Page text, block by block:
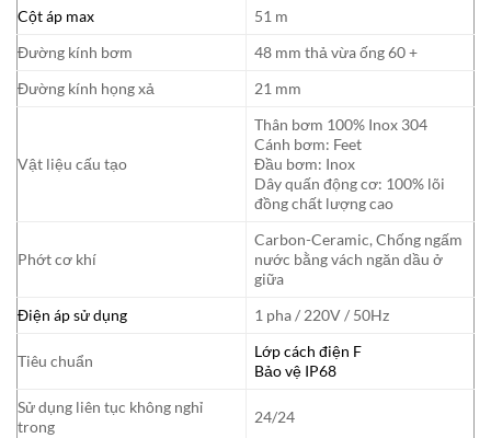
Cột áp max
51 m
Đường kính bơm
48 mm thả vừa ống 60 +
Đường kính họng xả
21 mm
Vật liệu cấu tạo
Thân bơm 100% Inox 304
Cánh bơm: Feet
Đầu bơm: Inox
Dây quấn động cơ: 100% lõi
đồng chất lượng cao
Phớt cơ khí
Carbon-Ceramic, Chống ngấm
nước bằng vách ngăn dầu ở
giữa
Điện áp sử dụng
1 pha / 220V / 50Hz
Tiêu chuẩn
Lớp cách điện F
Bảo vệ IP68
Sử dụng liên tục không nghỉ
trong
24/24